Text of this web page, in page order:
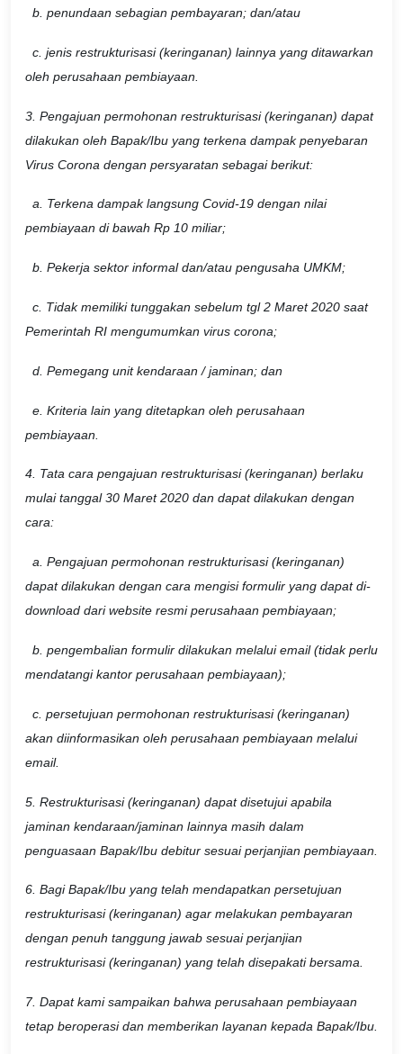
b. penundaan sebagian pembayaran; dan/atau
c. jenis restrukturisasi (keringanan) lainnya yang ditawarkan
oleh perusahaan pembiayaan.
3. Pengajuan permohonan restrukturisasi (keringanan) dapat
dilakukan oleh Bapak/Ibu yang terkena dampak penyebaran
Virus Corona dengan persyaratan sebagai berikut:
a. Terkena dampak langsung Covid-19 dengan nilai
pembiayaan di bawah Rp 10 miliar;
b. Pekerja sektor informal dan/atau pengusaha UMKM;
c. Tidak memiliki tunggakan sebelum tgl 2 Maret 2020 saat
Pemerintah RI mengumumkan virus corona;
d. Pemegang unit kendaraan / jaminan; dan
e. Kriteria lain yang ditetapkan oleh perusahaan
pembiayaan.
4. Tata cara pengajuan restrukturisasi (keringanan) berlaku
mulai tanggal 30 Maret 2020 dan dapat dilakukan dengan
cara:
a. Pengajuan permohonan restrukturisasi (keringanan)
dapat dilakukan dengan cara mengisi formulir yang dapat di-
download dari website resmi perusahaan pembiayaan;
b. pengembalian formulir dilakukan melalui email (tidak perlu
mendatangi kantor perusahaan pembiayaan);
c. persetujuan permohonan restrukturisasi (keringanan)
akan diinformasikan oleh perusahaan pembiayaan melalui
email.
5. Restrukturisasi (keringanan) dapat disetujui apabila
jaminan kendaraan/jaminan lainnya masih dalam
penguasaan Bapak/Ibu debitur sesuai perjanjian pembiayaan.
6. Bagi Bapak/Ibu yang telah mendapatkan persetujuan
restrukturisasi (keringanan) agar melakukan pembayaran
dengan penuh tanggung jawab sesuai perjanjian
restrukturisasi (keringanan) yang telah disepakati bersama.
7. Dapat kami sampaikan bahwa perusahaan pembiayaan
tetap beroperasi dan memberikan layanan kepada Bapak/Ibu.